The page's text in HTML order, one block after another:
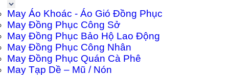
May Áo Khoác - Áo Gió Đồng Phục
May Đồng Phục Công Sở
May Đồng Phục Bảo Hộ Lao Động
May Đồng Phục Công Nhân
May Đồng Phục Quán Cà Phê
May Tạp Dề – Mũ / Nón